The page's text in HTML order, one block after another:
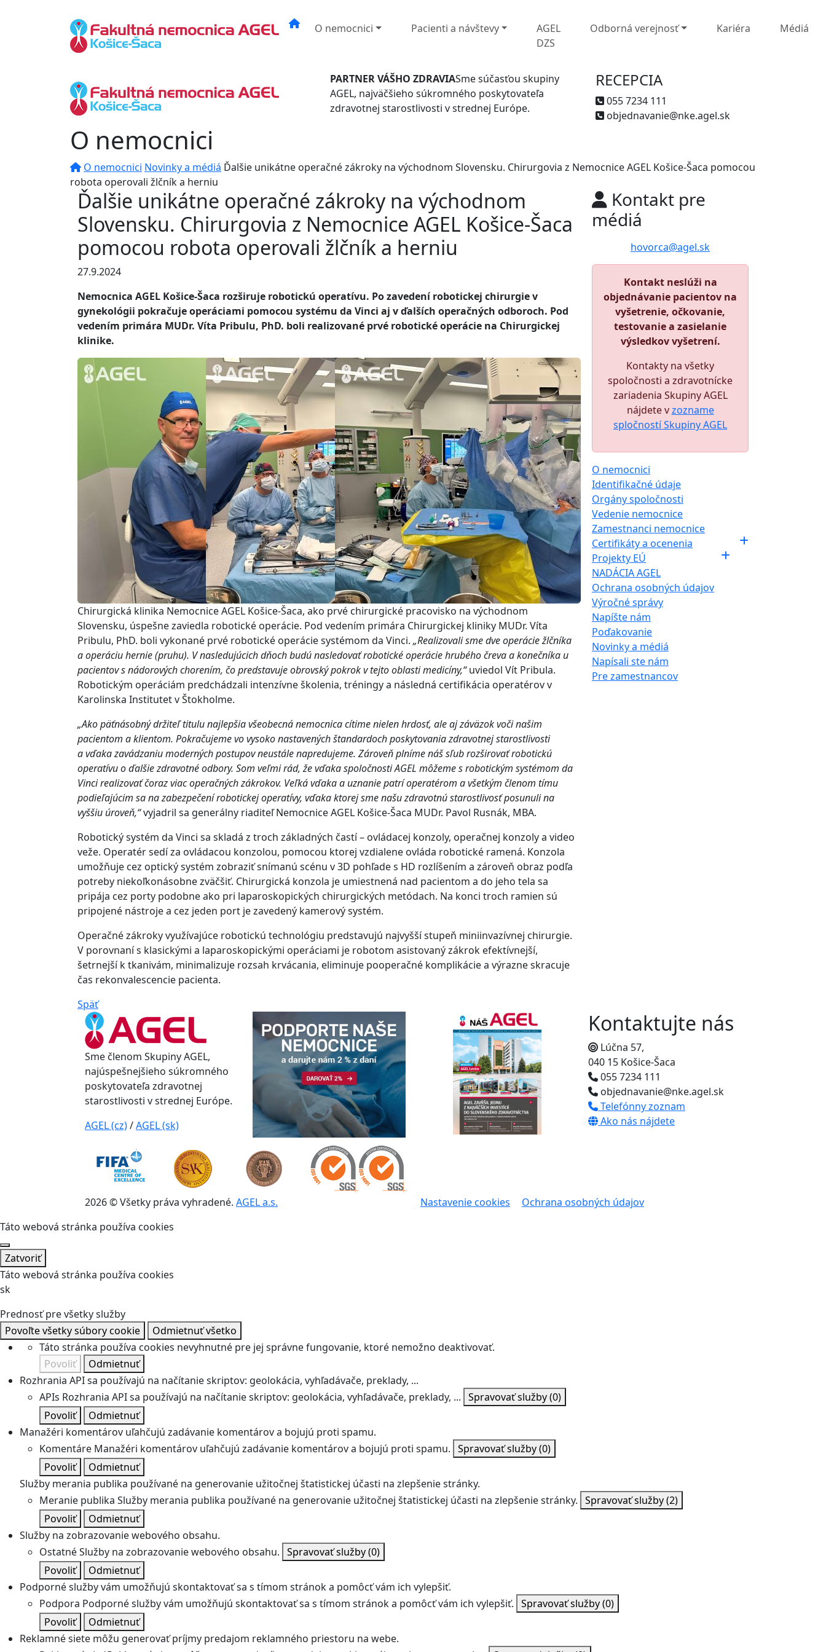
O nemocnici Pacienti a návštevy
AGEL
DZS
Odborná verejnosť Kariéra Médiá
PARTNER VÁŠHO ZDRAVIASme súčasťou skupiny
AGEL, najväčšieho súkromného poskytovateľa
zdravotnej starostlivosti v strednej Európe.
RECEPCIA
055 7234 111
objednavanie@nke.agel.sk
O nemocnici
O nemocnici Novinky a médiá Ďalšie unikátne operačné zákroky na východnom Slovensku. Chirurgovia z Nemocnice AGEL Košice-Šaca pomocou
robota operovali žlčník a herniu
Ďalšie unikátne operačné zákroky na východnom
Slovensku. Chirurgovia z Nemocnice AGEL Košice-Šaca
pomocou robota operovali žlčník a herniu
27.9.2024
Nemocnica AGEL Košice-Šaca rozširuje robotickú operatívu. Po zavedení robotickej chirurgie v
gynekológii pokračuje operáciami pomocou systému da Vinci aj v ďalších operačných odboroch. Pod
vedením primára MUDr. Víta Pribulu, PhD. boli realizované prvé robotické operácie na Chirurgickej
klinike.
Chirurgická klinika Nemocnice AGEL Košice-Šaca, ako prvé chirurgické pracovisko na východnom
Slovensku, úspešne zaviedla robotické operácie. Pod vedením primára Chirurgickej kliniky MUDr. Víta
Pribulu, PhD. boli vykonané prvé robotické operácie systémom da Vinci. „Realizovali sme dve operácie žlčníka
a operáciu hernie (pruhu). V nasledujúcich dňoch budú nasledovať robotické operácie hrubého čreva a konečníka u
pacientov s nádorových chorením, čo predstavuje obrovský pokrok v tejto oblasti medicíny,“uviedol Vít Pribula.
Robotickým operáciám predchádzali intenzívne školenia, tréningy a následná certifikácia operatérov v
Karolinska Institutet v Štokholme.
„Ako päťnásobný držiteľ titulu najlepšia všeobecná nemocnica cítime nielen hrdosť, ale aj záväzok voči našim
pacientom a klientom. Pokračujeme vo vysoko nastavených štandardoch poskytovania zdravotnej starostlivosti
a vďaka zavádzaniu moderných postupov neustále napredujeme. Zároveň plníme náš sľub rozširovať robotickú
operatívu o ďalšie zdravotné odbory. Som veľmi rád, že vďaka spoločnosti AGEL môžeme s robotickým systémom da
Vinci realizovať čoraz viac operačných zákrokov. Veľká vďaka a uznanie patrí operatérom a všetkým členom tímu
podieľajúcim sa na zabezpečení robotickej operatívy, vďaka ktorej sme našu zdravotnú starostlivosť posunuli na
vyššiu úroveň,“vyjadril sa generálny riaditeľ Nemocnice AGEL Košice-Šaca MUDr. Pavol Rusnák, MBA.
Robotický systém da Vinci sa skladá z troch základných častí – ovládacej konzoly, operačnej konzoly a video
veže. Operatér sedí za ovládacou konzolou, pomocou ktorej vzdialene ovláda robotické ramená. Konzola
umožňuje cez optický systém zobraziť snímanú scénu v 3D pohľade s HD rozlíšením a zároveň obraz podľa
potreby niekoľkonásobne zväčšiť. Chirurgická konzola je umiestnená nad pacientom a do jeho tela sa
pripája cez porty podobne ako pri laparoskopických chirurgických metódach. Na konci troch ramien sú
pripojené nástroje a cez jeden port je zavedený kamerový systém.
Operačné zákroky využívajúce robotickú technológiu predstavujú najvyšší stupeň miniinvazívnej chirurgie.
V porovnaní s klasickými a laparoskopickými operáciami je robotom asistovaný zákrok efektívnejší,
šetrnejší k tkanivám, minimalizuje rozsah krvácania, eliminuje pooperačné komplikácie a výrazne skracuje
čas rekonvalescencie pacienta.
Späť
Kontakt pre
médiá
hovorca@agel.sk
Kontakt neslúži na
objednávanie pacientov na
vyšetrenie, očkovanie,
testovanie a zasielanie
výsledkov vyšetrení.
Kontakty na všetky
spoločnosti a zdravotnícke
zariadenia Skupiny AGEL
nájdete vzozname
spločností Skupiny AGEL
O nemocnici
Identifikačné údaje
Orgány spoločnosti
Vedenie nemocnice
Zamestnanci nemocnice
Certifikáty a ocenenia
Projekty EÚ
NADÁCIA AGEL
Ochrana osobných údajov
Výročné správy
Napíšte nám
Poďakovanie
Novinky a médiá
Napísali ste nám
Pre zamestnancov
Sme členom Skupiny AGEL,
najúspešnejšieho súkromného
poskytovateľa zdravotnej
starostlivosti v strednej Európe.
AGEL (cz)/AGEL (sk)
Kontaktujte nás
Lúčna 57,
040 15 Košice-Šaca
055 7234 111
objednavanie@nke.agel.sk
Telefónny zoznam
Ako nás nájdete
2026 © Všetky práva vyhradené. AGEL a.s. Nastavenie cookies
Ochrana osobných údajov
Táto webová stránka používa cookies
Zatvoriť
Táto webová stránka používa cookies
sk
Prednosť pre všetky služby
Povoľte všetky súbory cookie
Odmietnuť všetko
Táto stránka používa cookies nevyhnutné pre jej správne fungovanie, ktoré nemožno deaktivovať.
Povoliť
Odmietnuť
Rozhrania API sa používajú na načítanie skriptov: geolokácia, vyhľadávače, preklady, ...
APIs Rozhrania API sa používajú na načítanie skriptov: geolokácia, vyhľadávače, preklady, ... Spravovať služby(0)
Povoliť
Odmietnuť
Manažéri komentárov uľahčujú zadávanie komentárov a bojujú proti spamu.
Komentáre Manažéri komentárov uľahčujú zadávanie komentárov a bojujú proti spamu. Spravovať služby(0)
Povoliť
Odmietnuť
Služby merania publika používané na generovanie užitočnej štatistickej účasti na zlepšenie stránky.
Meranie publika Služby merania publika používané na generovanie užitočnej štatistickej účasti na zlepšenie stránky. Spravovať služby(2)
Povoliť
Odmietnuť
Služby na zobrazovanie webového obsahu.
OstatnéSlužby na zobrazovanie webového obsahu. Spravovať služby(0)
Povoliť
Odmietnuť
Podporné služby vám umožňujú skontaktovať sa s tímom stránok a pomôcť vám ich vylepšiť.
Podpora Podporné služby vám umožňujú skontaktovať sa s tímom stránok a pomôcť vám ich vylepšiť. Spravovať služby(0)
Povoliť
Odmietnuť
Reklamné siete môžu generovať príjmy predajom reklamného priestoru na webe.